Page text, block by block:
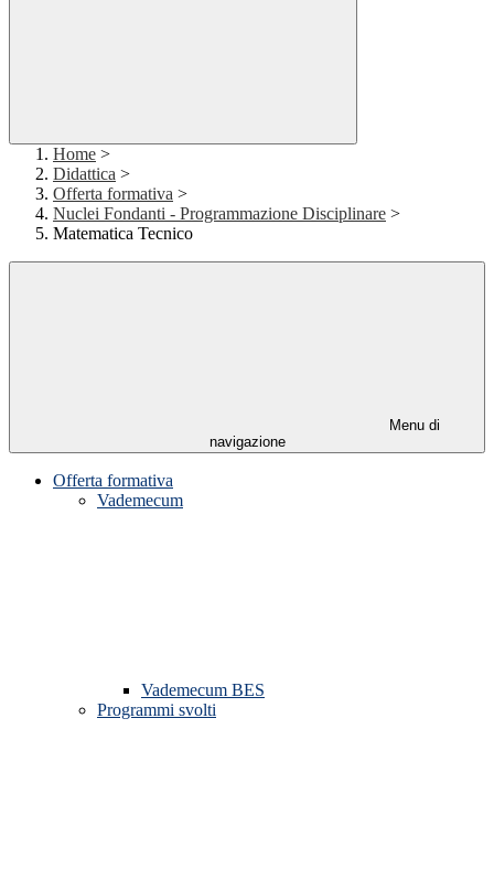
Home >
Didattica >
Offerta formativa >
Nuclei Fondanti - Programmazione Disciplinare >
Matematica Tecnico
Menu di
navigazione
Offerta formativa
Vademecum
Vademecum BES
Programmi svolti